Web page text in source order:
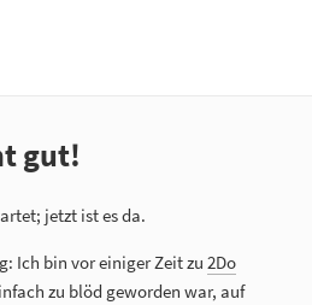
gut!
jetzt ist es da.
Ich bin vor einiger Zeit zu2Do
zu blöd geworden war, auf